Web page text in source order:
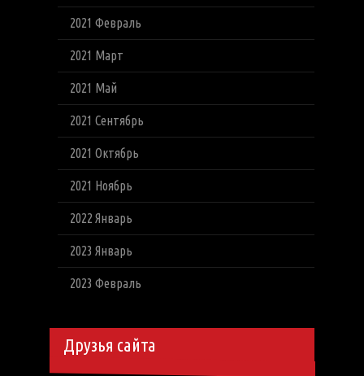
2021 Февраль
2021 Март
2021 Май
2021 Сентябрь
2021 Октябрь
2021 Ноябрь
2022 Январь
2023 Январь
2023 Февраль
Друзья сайта